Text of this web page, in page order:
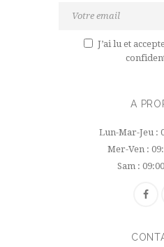
J’ai lu et
A
Lun-Mar-Jeu :
Mer-Ven :
Sam :